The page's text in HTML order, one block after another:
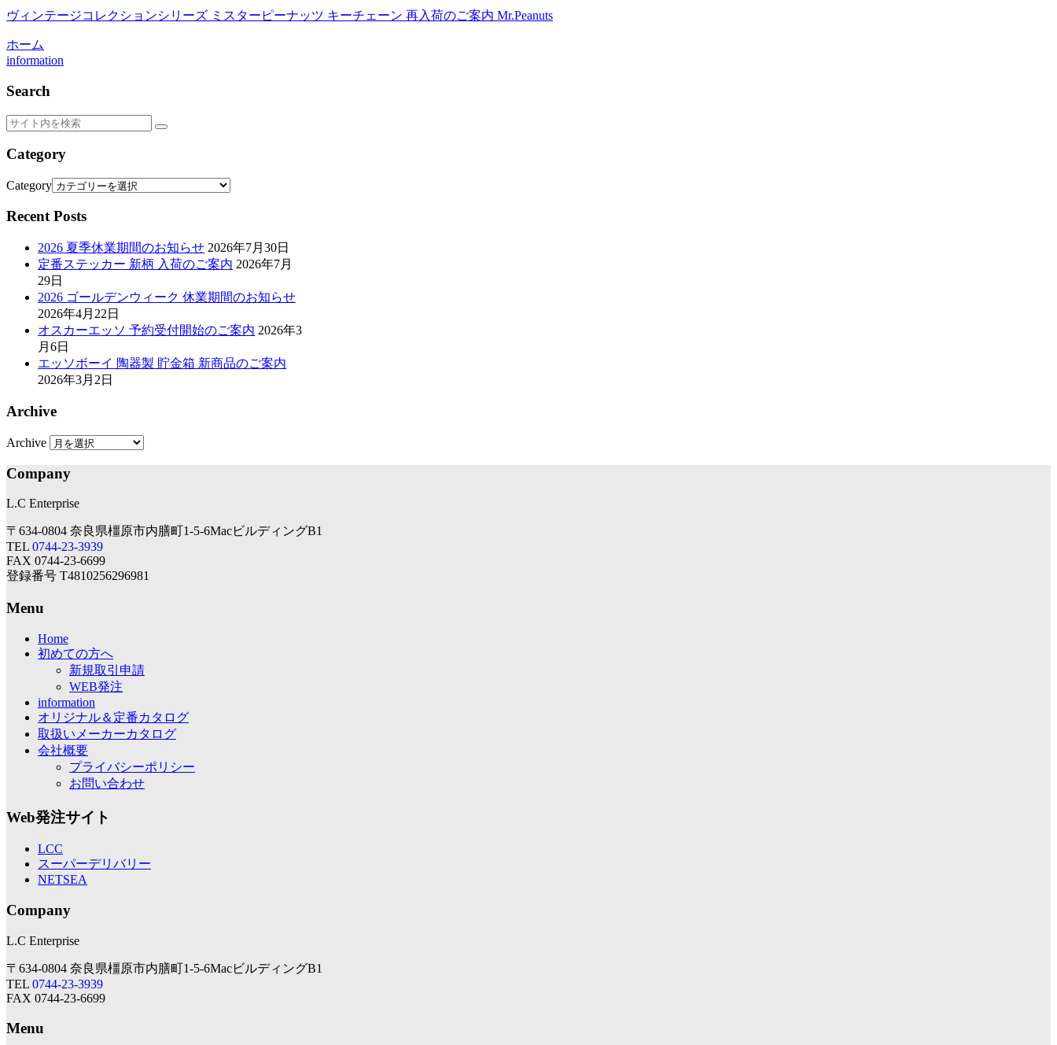
ヴィンテージコレクションシリーズ ミスターピーナッツ キーチェーン 再入荷のご案内 Mr.Peanuts
ホーム
information
Search
Category
Category
Recent Posts
2026 夏季休業期間のお知らせ 2026年7月30日
定番ステッカー 新柄 入荷のご案内 2026年7月
29日
2026 ゴールデンウィーク 休業期間のお知らせ
2026年4月22日
オスカーエッソ 予約受付開始のご案内 2026年3
月6日
エッソボーイ 陶器製 貯金箱 新商品のご案内
2026年3月2日
Archive
Archive
Company
L.C Enterprise
〒634-0804 奈良県橿原市内膳町1-5-6MacビルディングB1
TEL 0744-23-3939
FAX 0744-23-6699
登録番号 T4810256296981
Menu
Home
初めての方へ
新規取引申請
WEB発注
information
オリジナル＆定番カタログ
取扱いメーカーカタログ
会社概要
プライバシーポリシー
お問い合わせ
Web発注サイト
LCC
スーパーデリバリー
NETSEA
Company
L.C Enterprise
〒634-0804 奈良県橿原市内膳町1-5-6MacビルディングB1
TEL 0744-23-3939
FAX 0744-23-6699
Menu